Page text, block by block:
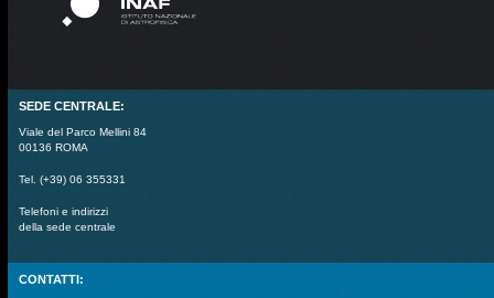
SEDE CENTRALE:
Viale del Parco Mellini 84
00136 ROMA
Tel. (+39) 06 355331
Telefoni e indirizzi
della sede centrale
CONTATTI: